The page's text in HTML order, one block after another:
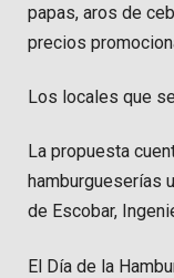
papas, aros de
precios
Los locales que
La propuesta
hamburgueserías
de Escobar,
El Día de la